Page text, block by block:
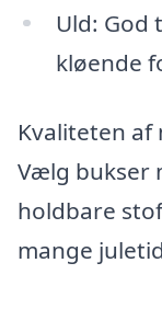
Uld: God
kløende
Kvaliteten
Vælg bukser
holdbare
mange